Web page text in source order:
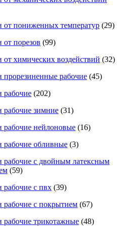
от пониженных температур (29)
от порезов (99)
от химических воздействий (32)
прорезиненные рабочие (45)
рабочие (202)
рабочие зимние (31)
рабочие нейлоновые (16)
рабочие обливные (3)
рабочие с двойным латексным
(59)
рабочие с пвх (39)
рабочие с покрытием (67)
рабочие трикотажные (48)